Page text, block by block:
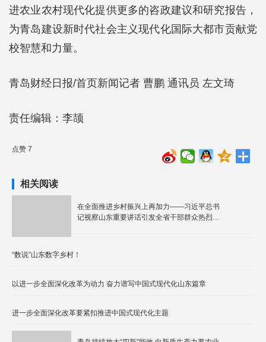
进农业农村现代化提供更多的咨政建议和研究报告，
为青岛建设新时代社会主义现代化国际大都市贡献党
校智慧和力量。
青岛财经日报/首页新闻记者 曹鹏 通讯员 左文琦
责任编辑：李颉
点赞 7
相关阅读
在全面推进乡村振兴上再加力——习近平总书
记视察山东重要讲话引发全省干部群众热烈反
“数说”山东数字乡村！
以进一步全面深化改革为动力 奋力谱写中国式现代化山东篇章
进一步全面深化改革要紧扣推进中国式现代化主题